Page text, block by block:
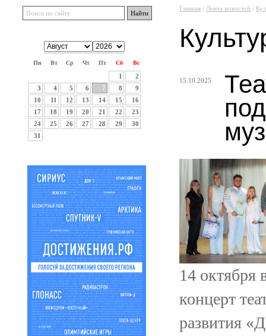
Пн Вт Ср Чт Пт Сб Вс
1
2
3
4 5 6 7 8
9
10
11 12 13 14 15
16
17
18 19 20 21 22
23
24
25 26 27 28 29
30
31
Главная / Лента новостей /
15.10.2025
14 октября
концерт
развития